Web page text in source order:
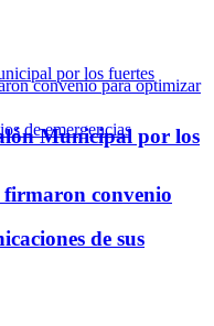
convenio
de sus
Municipal por los